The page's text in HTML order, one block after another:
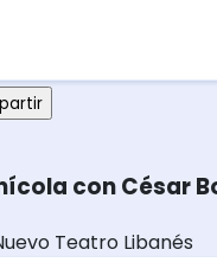
con César
Teatro Libanés